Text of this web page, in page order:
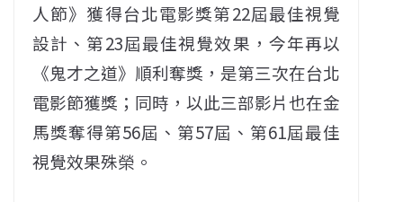
人節》獲得台北電影獎第22屆最佳視覺
設計、第23屆最佳視覺效果，今年再以
《鬼才之道》順利奪獎，是第三次在台北
電影節獲獎；同時，以此三部影片也在金
馬獎奪得第56屆、第57屆、第61屆最佳
視覺效果殊榮。